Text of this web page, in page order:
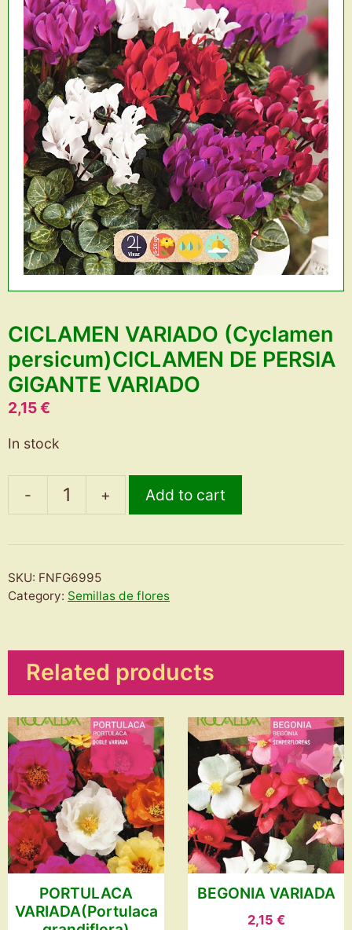
CICLAMEN VARIADO (Cyclamen
persicum)CICLAMEN DE PERSIA
GIGANTE VARIADO
2,15€
In stock
-
CICLAMEN
(Cyclamen
DE
quantity
+ Add to cart
SKU: FNFG6995
Category: Semillas de flores
Related products
PORTULACA
VARIADA(Portulaca
BEGONIA VARIADA
2,15 €